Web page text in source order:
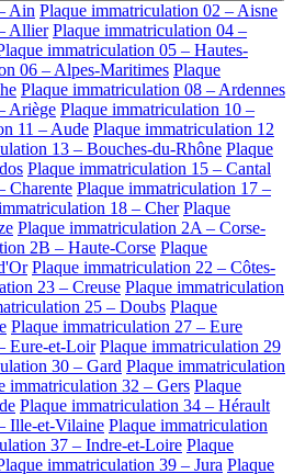
Ain Plaque immatriculation 02 – Aisne
Allier Plaque immatriculation 04 –
immatriculation 05 – Hautes-
06 – Alpes-Maritimes Plaque
Plaque immatriculation 08 – Ardennes
Ariège Plaque immatriculation 10 –
11 – Aude Plaque immatriculation 12
13 – Bouches-du-Rhône Plaque
Plaque immatriculation 15 – Cantal
Charente Plaque immatriculation 17 –
18 – Cher Plaque
Plaque immatriculation 2A – Corse-
2B – Haute-Corse Plaque
Plaque immatriculation 22 – Côtes-
23 – Creuse Plaque immatriculation
25 – Doubs Plaque
Plaque immatriculation 27 – Eure
Eure-et-Loir Plaque immatriculation 29
30 – Gard Plaque immatriculation
immatriculation 32 – Gers Plaque
Plaque immatriculation 34 – Hérault
Ille-et-Vilaine Plaque immatriculation
37 – Indre-et-Loire Plaque
immatriculation 39 – Jura Plaque